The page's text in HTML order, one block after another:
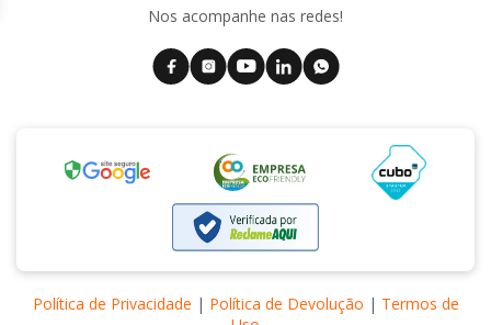
Nos acompanhe nas redes!
Política de Privacidade | Política de Devolução | Termos de